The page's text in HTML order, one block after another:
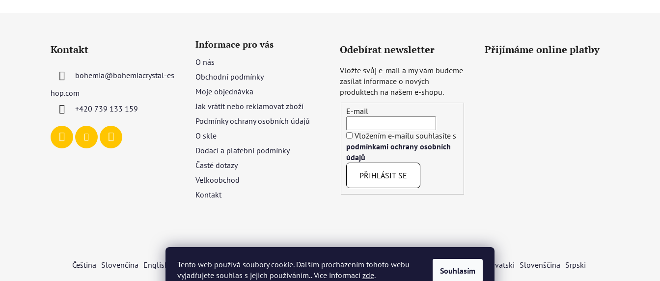
Tento web používá soubory cookie. Dalším procházením tohoto webu
vyjadřujete souhlas s jejich používáním.. Více informací zde. Souhlasím
Kontakt
bohemia@bohemiacrystal-es
hop.com
+420 739 133 159
Informace pro vás
O nás
Obchodní podmínky
Moje objednávka
Jak vrátit nebo reklamovat zboží
Podmínky ochrany osobních údajů
O skle
Dodací a platební podmínky
Časté dotazy
Velkoobchod
Kontakt
Odebírat newsletter
Vložte svůj e-mail a my vám budeme
zasílat informace o nových
produktech na našem e-shopu.
E-mail
Vložením e-mailu souhlasíte s
podmínkami ochrany osobních
údajů
PŘIHLÁSIT SE
Přijímáme online platby
Čeština Slovenčina English Deutsch Magyar Język polski Română Italiano Español Français Português Hrvatski Slovenščina Srpski
Nederlands Українська Ελληνικά Svenska